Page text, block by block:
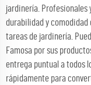
jardinería. Profesionales
durabilidad y comodidad
tareas de jardinería.
Famosa por sus
entrega puntual a todos
rápidamente para